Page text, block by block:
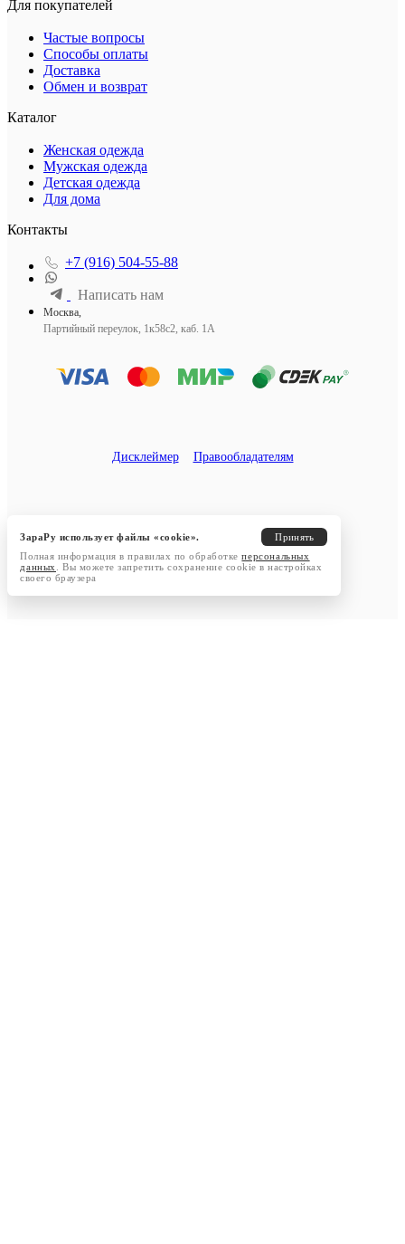
Для покупателей
Частые вопросы
Способы оплаты
Доставка
Обмен и возврат
Каталог
Женская одежда
Мужская одежда
Детская одежда
Для дома
Контакты
+7 (916) 504-55-88
Написать нам
Москва,
Партийный переулок, 1к58с2, каб. 1А
Дисклеймер Правообладателям
ЗараРу использует файлы «cookie».
Принять
Полная информация в правилах по обработкеперсональных
данных
. Вы можете запретить сохранение cookie в настройках
своего браузера